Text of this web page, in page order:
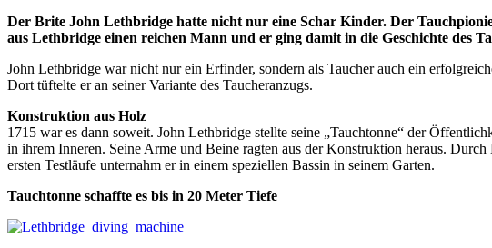
Der Brite John Lethbridge hatte nicht nur eine Schar Kinder. Der
aus Lethbridge einen reichen Mann und er ging damit in die Geschichte des
John Lethbridge war nicht nur ein Erfinder, sondern als Taucher auch ein
Dort tüftelte er an seiner Variante des Taucheranzugs.
Konstruktion aus Holz
1715 war es dann soweit. John Lethbridge stellte seine „Tauchtonne“ der
in ihrem Inneren. Seine Arme und Beine ragten aus der Konstruktion heraus.
ersten Testläufe unternahm er in einem speziellen Bassin in seinem Garten.
Tauchtonne schaffte es bis in 20 Meter Tiefe